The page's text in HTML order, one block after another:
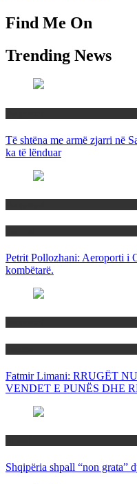
Find Me On
Trending News
Të shtëna me armë zjarri në
ka të lënduar
Petrit Pollozhani: Aeroporti i
kombëtarë.
Fatmir Limani: RRUGËT
VENDET E PUNËS DHE
Shqipëria shpall “non grata”